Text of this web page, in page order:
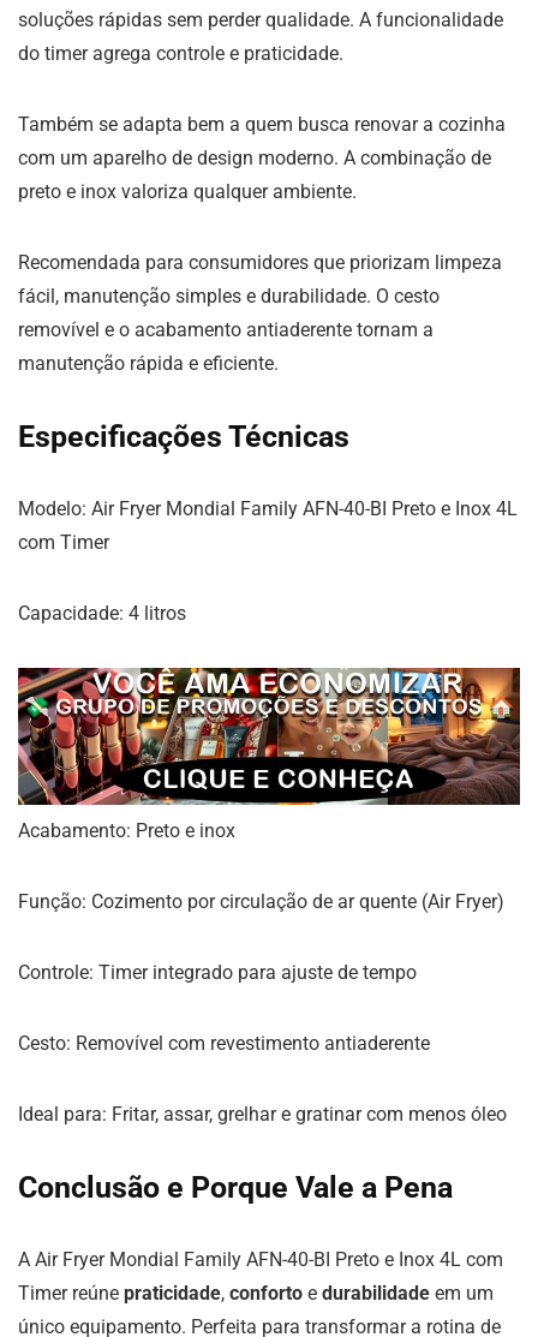
soluções rápidas sem perder qualidade. A funcionalidade
do timer agrega controle e praticidade.
Também se adapta bem a quem busca renovar a cozinha
com um aparelho de design moderno. A combinação de
preto e inox valoriza qualquer ambiente.
Recomendada para consumidores que priorizam limpeza
fácil, manutenção simples e durabilidade. O cesto
removível e o acabamento antiaderente tornam a
manutenção rápida e eficiente.
Especificações Técnicas
Modelo: Air Fryer Mondial Family AFN-40-BI Preto e Inox 4L
com Timer
Capacidade: 4 litros
Acabamento: Preto e inox
Função: Cozimento por circulação de ar quente (Air Fryer)
Controle: Timer integrado para ajuste de tempo
Cesto: Removível com revestimento antiaderente
Ideal para: Fritar, assar, grelhar e gratinar com menos óleo
Conclusão e Porque Vale a Pena
A Air Fryer Mondial Family AFN-40-BI Preto e Inox 4L com
Timer reúne praticidade, conforto e durabilidade em um
único equipamento. Perfeita para transformar a rotina de